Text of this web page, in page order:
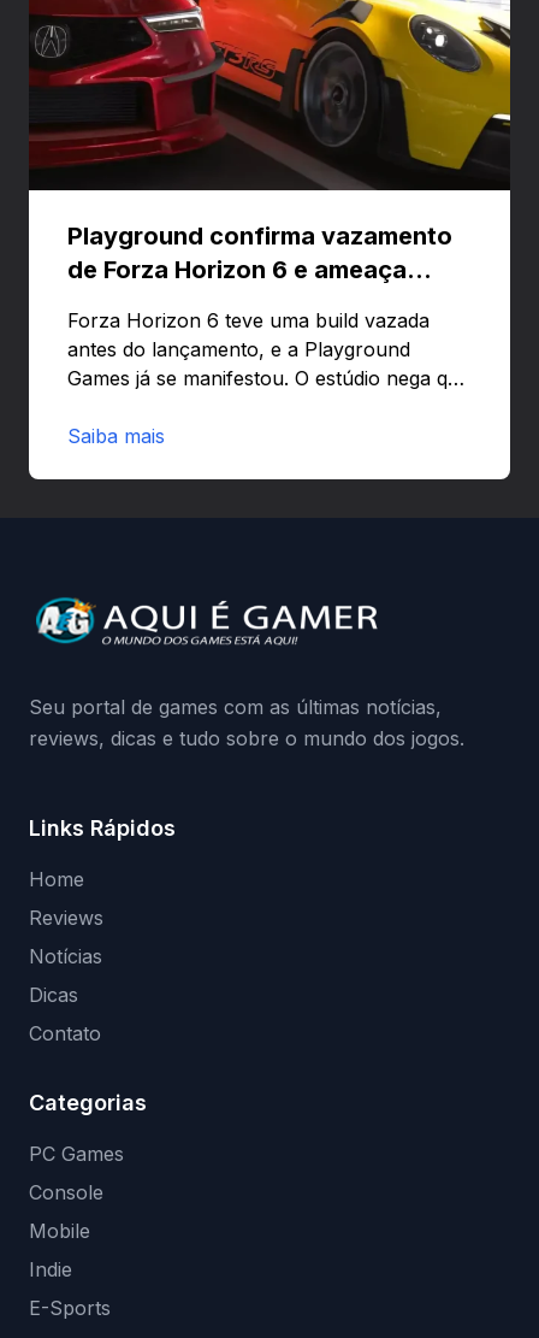
Playground confirma vazamento
de Forza Horizon 6 e ameaça
Forza Horizon 6 teve uma build vazada
antes do lançamento, e a Playground
Games já se manifestou. O estúdio nega que
preload e avisa que quem usar versões não
da Playground: negação do preload,
medidas contra acessos não autorizados
Saiba mais
Seu portal de games com as últimas notícias,
reviews, dicas e tudo sobre o mundo dos jogos.
Links Rápidos
Home
Reviews
Notícias
Dicas
Contato
Categorias
PC Games
Console
Mobile
Indie
E-Sports